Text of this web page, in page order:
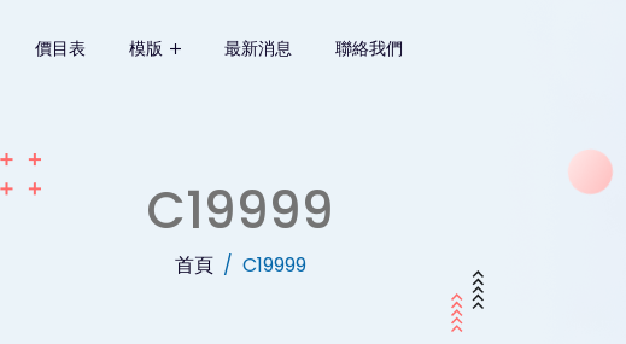
價目表 模版 最新消息 聯絡我們
C19999
首頁 C19999